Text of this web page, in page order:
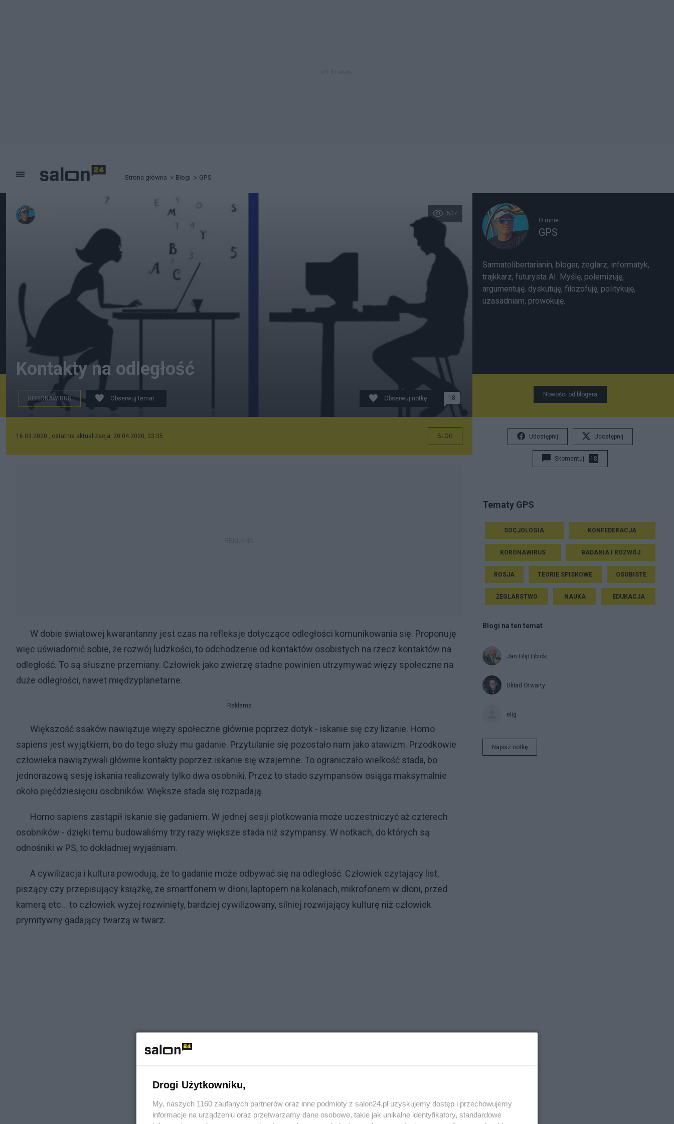
Strona główna Blogi GPS
507
Kontakty na odległość
KORONAWIRUS Obserwuj temat Obserwuj notkę 18
16.03.2020 , ostatnia aktualizacja: 20.04.2020, 23:35 BLOG
W dobie światowej kwarantanny jest czas na refleksje dotyczące odległości komunikowania się. Proponuję
więc uświadomić sobie, że rozwój ludzkości, to odchodzenie od kontaktów osobistych na rzecz kontaktów na
odległość. To są słuszne przemiany. Człowiek jako zwierzę stadne powinien utrzymywać więzy społeczne na
duże odległości, nawet międzyplanetarne.
Reklama
Większość ssaków nawiązuje więzy społeczne głównie poprzez dotyk - iskanie się czy lizanie. Homo
sapiens jest wyjątkiem, bo do tego służy mu gadanie. Przytulanie się pozostało nam jako atawizm. Przodkowie
człowieka nawiązywali głównie kontakty poprzez iskanie się wzajemne. To ograniczało wielkość stada, bo
jednorazową sesję iskania realizowały tylko dwa osobniki. Przez to stado szympansów osiąga maksymalnie
około pięćdziesięciu osobników. Większe stada się rozpadają.
Homo sapiens zastąpił iskanie się gadaniem. W jednej sesji plotkowania może uczestniczyć aż czterech
osobników - dzięki temu budowaliśmy trzy razy większe stada niż szympansy. W notkach, do których są
odnośniki w PS, to dokładniej wyjaśniam.
A cywilizacja i kultura powodują, że to gadanie może odbywać się na odległość. Człowiek czytający list,
piszący czy przepisujący książkę, ze smartfonem w dłoni, laptopem na kolanach, mikrofonem w dłoni, przed
kamerą etc... to człowiek wyżej rozwinięty, bardziej cywilizowany, silniej rozwijający kulturę niż człowiek
prymitywny gadający twarzą w twarz.
O mnie
GPS
Sarmatolibertarianin, bloger, żeglarz, informatyk,
trajkkarz, futurysta AI. Myślę, polemizuję,
argumentuję, dyskutuję, filozofuję, politykuję,
uzasadniam, prowokuję.
Nowości od blogera
Udostępnij Udostępnij
Skomentuj 18
Tematy GPS
SOCJOLOGIA KONFEDERACJA
KORONAWIRUS BADANIA I ROZWÓJ
ROSJA TEORIE SPISKOWE OSOBISTE
ŻEGLARSTWO NAUKA EDUKACJA
Blogi na ten temat
Jan Filip Libicki
Układ Otwarty
elig
Napisz notkę
Drogi Użytkowniku,
My, naszych 1160 zaufanych partnerów oraz inne podmioty z salon24.pl uzyskujemy dostęp i przechowujemy
informacje na urządzeniu oraz przetwarzamy dane osobowe, takie jak unikalne identyfikatory, standardowe